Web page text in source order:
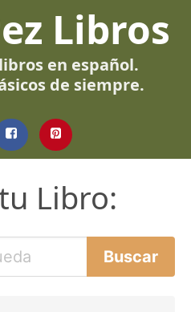
Libros
en español.
de siempre.
Libro: